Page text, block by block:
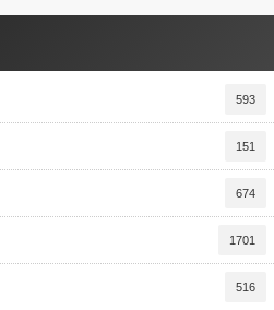
593
151
674
1701
516